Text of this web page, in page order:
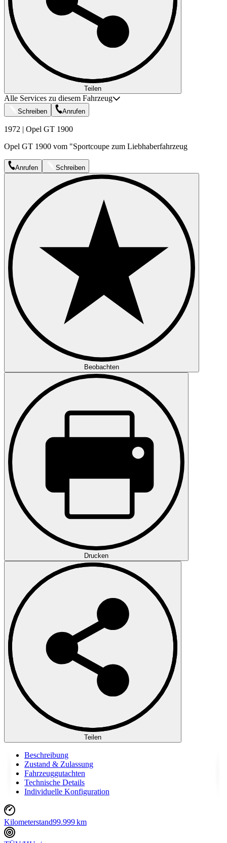
Teilen
Alle Services zu diesem Fahrzeug
Schreiben Anrufen
1972 | Opel GT 1900
Opel GT 1900 vom "Sportcoupe zum Liebhaberfahrzeug
Anrufen Schreiben
Beobachten
Drucken
Teilen
Beschreibung
Zustand & Zulassung
Fahrzeuggutachten
Technische Details
Individuelle Konfiguration
Kilometerstand99.999 km